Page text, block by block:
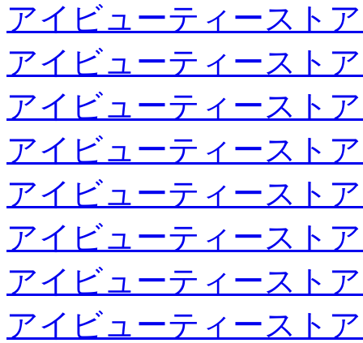
アイビューティースト
アイビューティースト
アイビューティースト
アイビューティースト
アイビューティースト
アイビューティースト
アイビューティースト
アイビューティースト